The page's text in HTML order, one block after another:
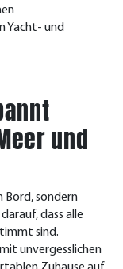
Yacht- und
und
Bord, sondern
dass alle
sind.
unvergesslichen